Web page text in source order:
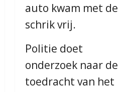
auto kwam met de
schrik vrij.
Politie doet
onderzoek naar de
toedracht van het